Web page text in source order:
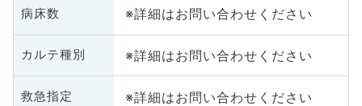
病床数 ※詳細はお問い合わせください
カルテ種別 ※詳細はお問い合わせください
救急指定 ※詳細はお問い合わせください